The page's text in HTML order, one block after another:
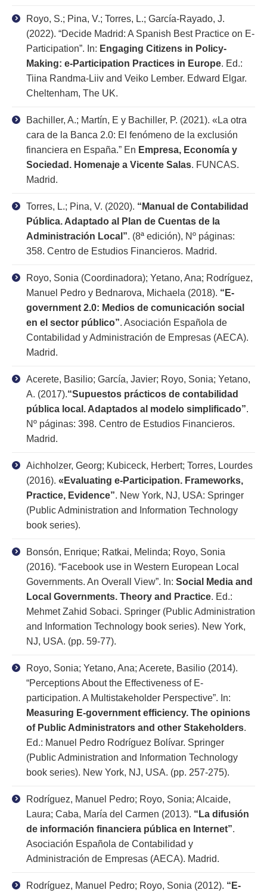
Royo, S.; Pina, V.; Torres, L.; García-Rayado, J.
(2022). “Decide Madrid: A Spanish Best Practice on E-
Participation”. In: Engaging Citizens in Policy-
Making: e-Participation Practices in Europe. Ed.:
Tiina Randma-Liiv and Veiko Lember. Edward Elgar.
Cheltenham, The UK.
Bachiller, A.; Martín, E y Bachiller, P. (2021). «La otra
cara de la Banca 2.0: El fenómeno de la exclusión
financiera en España.” En Empresa, Economía y
Sociedad. Homenaje a Vicente Salas. FUNCAS.
Madrid.
Torres, L.; Pina, V. (2020). “Manual de Contabilidad
Pública. Adaptado al Plan de Cuentas de la
Administración Local”. (8ª edición), Nº páginas:
358. Centro de Estudios Financieros. Madrid.
Royo, Sonia (Coordinadora); Yetano, Ana; Rodríguez,
Manuel Pedro y Bednarova, Michaela (2018). “E-
government 2.0: Medios de comunicación social
en el sector público”. Asociación Española de
Contabilidad y Administración de Empresas (AECA).
Madrid.
Acerete, Basilio; García, Javier; Royo, Sonia; Yetano,
A. (2017).“Supuestos prácticos de contabilidad
pública local. Adaptados al modelo simplificado”.
Nº páginas: 398. Centro de Estudios Financieros.
Madrid.
Aichholzer, Georg; Kubiceck, Herbert; Torres, Lourdes
(2016). «Evaluating e-Participation. Frameworks,
Practice, Evidence”. New York, NJ, USA: Springer
(Public Administration and Information Technology
book series).
Bonsón, Enrique; Ratkai, Melinda; Royo, Sonia
(2016). “Facebook use in Western European Local
Governments. An Overall View”. In: Social Media and
Local Governments. Theory and Practice. Ed.:
Mehmet Zahid Sobaci. Springer (Public Administration
and Information Technology book series). New York,
NJ, USA. (pp. 59-77).
Royo, Sonia; Yetano, Ana; Acerete, Basilio (2014).
“Perceptions About the Effectiveness of E-
participation. A Multistakeholder Perspective”. In:
Measuring E-government efficiency. The opinions
of Public Administrators and other Stakeholders.
Ed.: Manuel Pedro Rodríguez Bolívar. Springer
(Public Administration and Information Technology
book series). New York, NJ, USA. (pp. 257-275).
Rodríguez, Manuel Pedro; Royo, Sonia; Alcaide,
Laura; Caba, María del Carmen (2013). “La difusión
de información financiera pública en Internet”.
Asociación Española de Contabilidad y
Administración de Empresas (AECA). Madrid.
Rodríguez, Manuel Pedro; Royo, Sonia (2012). “E-